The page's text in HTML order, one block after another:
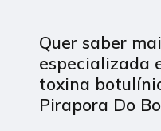
Quer saber
especializada
toxina
Pirapora Do